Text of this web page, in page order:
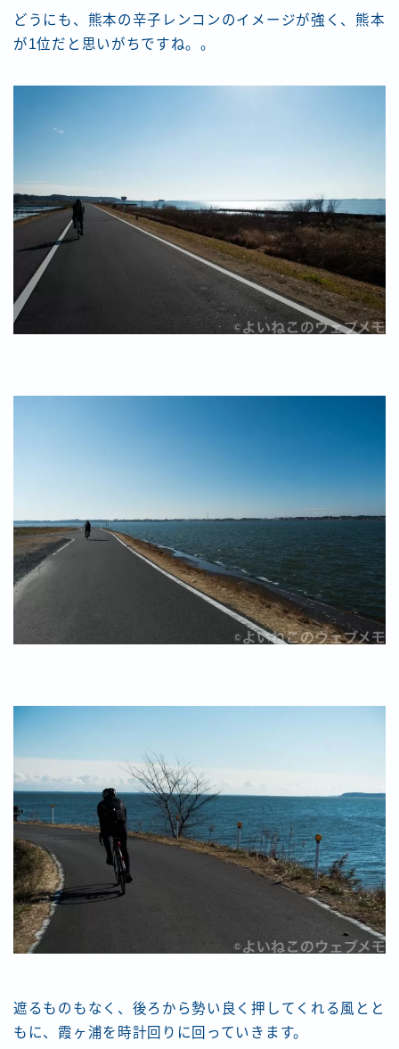
どうにも、熊本の辛子レンコンのイメージが強く、熊本
が1位だと思いがちですね。。
遮るものもなく、後ろから勢い良く押してくれる風とと
もに、霞ヶ浦を時計回りに回っていきます。